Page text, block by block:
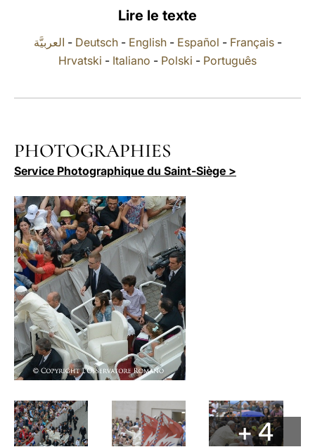
LATINE
Lire le texte
العربيَّة - Deutsch- English- Español - Français-
Hrvatski - Italiano - Polski - Português
PHOTOGRAPHIES
Service Photographique du Saint-Siège >
+ 4